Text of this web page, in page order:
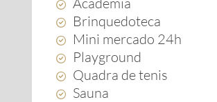
Brinquedoteca
Mini mercado 24h
Playground
Quadra de tenis
Sauna